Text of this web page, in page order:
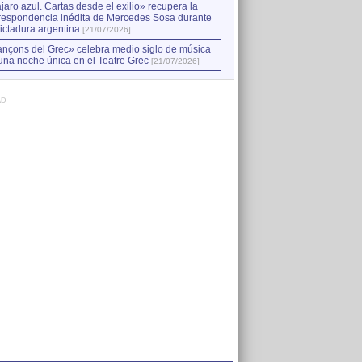
azul. Cartas desde el exilio» recupera la
inédita de Mercedes Sosa durante
argentina [21/07/2026]
del Grec» celebra medio siglo de música
noche única en el Teatre Grec [21/07/2026]